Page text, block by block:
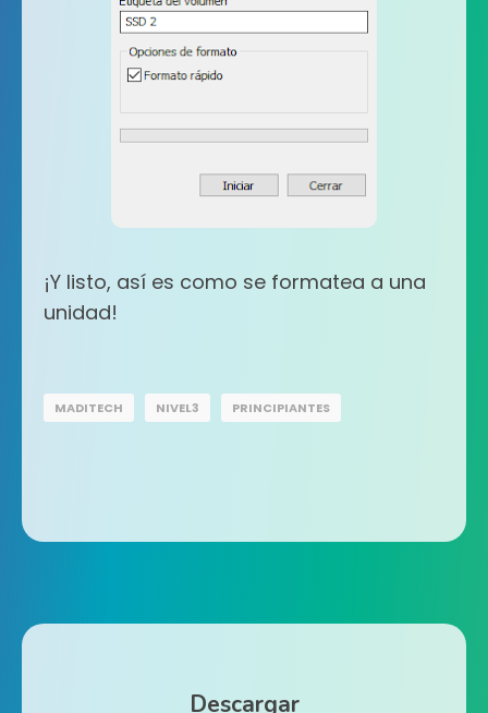
¡Y listo, así es como se formatea a una
unidad!
MADITECH NIVEL3 PRINCIPIANTES
Descargar